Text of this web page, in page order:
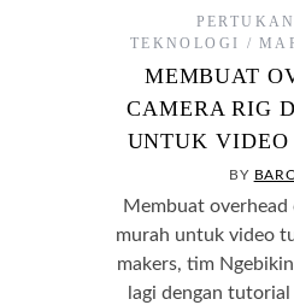
TEKNOLOGI
MEMBUAT
CAMERA RIG
UNTUK
BY
Membuat overhead
murah untuk video
makers, tim
lagi dengan